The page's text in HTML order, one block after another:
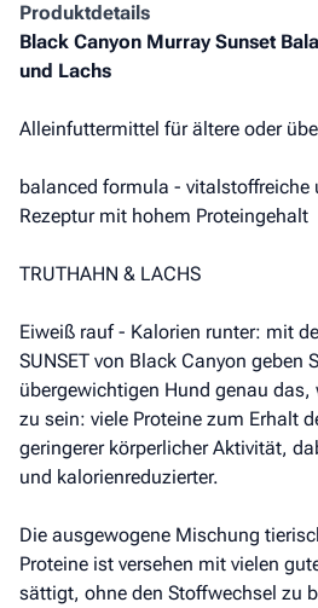
Produkt­details
Black Canyon Murray Sunset
und Lachs
Alleinfuttermittel für ältere oder
balanced formula - vitalstoffreiche
Rezeptur mit hohem Proteingehalt
TRUTHAHN & LACHS
Eiweiß rauf - Kalorien runter: mit
SUNSET von Black Canyon geben
übergewichtigen Hund genau
zu sein: viele Proteine zum Erhalt
geringerer körperlicher Aktivität,
und kalorienreduzierter.
Die ausgewogene Mischung
Proteine ist versehen mit vielen
sättigt, ohne den Stoffwechsel zu